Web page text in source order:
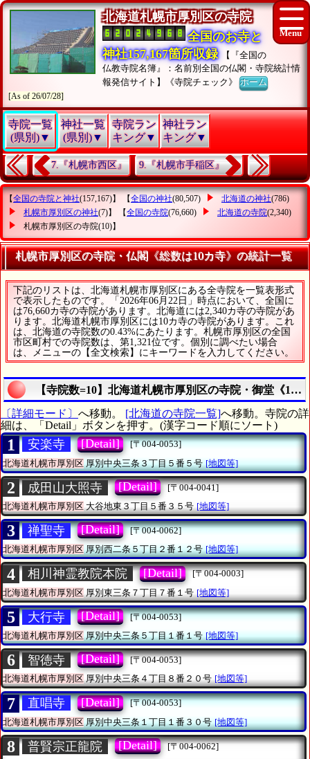
北海道札幌市厚別区の寺院
全国のお寺と
神社157,167箇所収録
【『全国の
仏教寺院名簿』：名前別全国の仏閣・寺院統計情
報発信サイト】《寺院チェック》ホーム
[As of 26/07/28]
寺院一覧
(県別)▼
神社一覧
(県別)▼
寺院ラン
キング▼
神社ラン
キング▼
7.『札幌市西区』 9.『札幌市手稲区』
【全国の寺院と神社(157,167)】 【全国の神社(80,507) 北海道の神社(786)
札幌市厚別区の神社(7)】 【全国の寺院(76,660) 北海道の寺院(2,340)
札幌市厚別区の寺院(10)】
札幌市厚別区の寺院・仏閣《総数は10カ寺》の統計一覧
下記のリストは、北海道札幌市厚別区にある全寺院を一覧表形式
で表示したものです。「2026年06月22日」時点において、全国に
は76,660カ寺の寺院があります。北海道には2,340カ寺の寺院があ
ります。北海道札幌市厚別区には10カ寺の寺院があります。これ
は、北海道の寺院数の0.43%にあたります。札幌市厚別区の全国
市区町村での寺院数は、第1,321位です。個別に調べたい場合
は、メニューの【全文検索】にキーワードを入力してください。
【寺院数=10】北海道札幌市厚別区の寺院・御堂《10
〔詳細モード〕 へ移動。 [北海道の寺院一覧]へ移動。寺院の詳
細は、「Detail」ボタンを押す。(漢字コード順にソート)
1 安楽寺 [Detail]
[〒004-0053]
北海道札幌市厚別区厚別中央三条３丁目５番５号 [地図等]
2 成田山大照寺 [Detail]
[〒004-0041]
北海道札幌市厚別区大谷地東３丁目５番３５号 [地図等]
3 禅聖寺 [Detail]
[〒004-0062]
北海道札幌市厚別区厚別西二条５丁目２番１２号 [地図等]
4 相川神霊教院本院 [Detail]
[〒004-0003]
北海道札幌市厚別区 厚別東三条７丁目７番１号 [地図等]
5 大行寺 [Detail]
[〒004-0053]
北海道札幌市厚別区厚別中央三条５丁目１番１号 [地図等]
6 智徳寺 [Detail]
[〒004-0053]
北海道札幌市厚別区厚別中央三条４丁目８番２０号 [地図等]
7 直唱寺 [Detail]
[〒004-0053]
北海道札幌市厚別区厚別中央三条１丁目１番３０号 [地図等]
8 普賢宗正龍院 [Detail]
[〒004-0062]